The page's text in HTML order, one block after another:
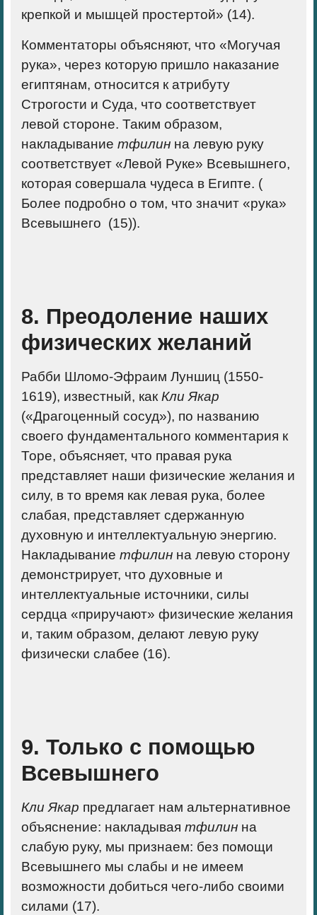
крепкой и мышцей простертой» (14).
Комментаторы объясняют, что «Могучая
рука», через которую пришло наказание
египтянам, относится к атрибуту
Строгости и Суда, что соответствует
левой стороне. Таким образом,
накладывание тфилин на левую руку
соответствует «Левой Руке» Всевышнего,
которая совершала чудеса в Египте. (
Более подробно о том, что значит «рука»
Всевышнего (15)).
8. Преодоление наших
физических желаний
Рабби Шломо-Эфраим Луншиц (1550-
1619), известный, как Кли Якар
(«Драгоценный сосуд»), по названию
своего фундаментального комментария к
Торе, объясняет, что правая рука
представляет наши физические желания и
силу, в то время как левая рука, более
слабая, представляет сдержанную
духовную и интеллектуальную энергию.
Накладывание тфилин на левую сторону
демонстрирует, что духовные и
интеллектуальные источники, силы
сердца «приручают» физические желания
и, таким образом, делают левую руку
физически слабее (16).
9. Только с помощью
Всевышнего
Кли Якар предлагает нам альтернативное
объяснение: накладывая тфилин на
слабую руку, мы признаем: без помощи
Всевышнего мы слабы и не имеем
возможности добиться чего-либо своими
силами (17).